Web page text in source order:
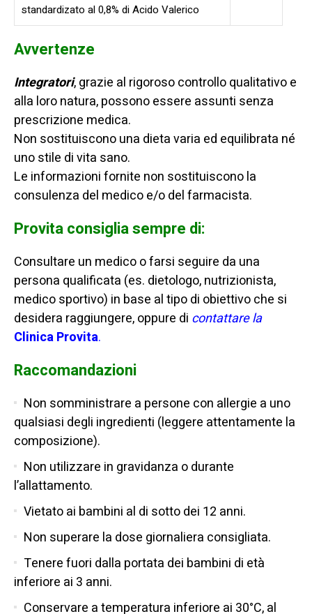
standardizato al 0,8% di Acido Valerico
Avvertenze
Integratori, grazie al rigoroso controllo qualitativo e
alla loro natura, possono essere assunti senza
prescrizione medica.
Non sostituiscono una dieta varia ed equilibrata né
uno stile di vita sano.
Le informazioni fornite non sostituiscono la
consulenza del medico e/o del farmacista.
Provita consiglia sempre di:
Consultare un medico o farsi seguire da una
persona qualificata (es. dietologo, nutrizionista,
medico sportivo) in base al tipo di obiettivo che si
desidera raggiungere, oppure di contattare la
Clinica Provita.
Raccomandazioni
Non somministrare a persone con allergie a uno
qualsiasi degli ingredienti (leggere attentamente la
composizione).
Non utilizzare in gravidanza o durante
l’allattamento.
Vietato ai bambini al di sotto dei 12 anni.
Non superare la dose giornaliera consigliata.
Tenere fuori dalla portata dei bambini di età
inferiore ai 3 anni.
Conservare a temperatura inferiore ai 30°C, al